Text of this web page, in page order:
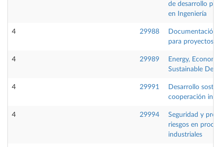
de desarrollo
en Ingeniería
4 29988
Documentación
para proyectos
4 29989
Energy,
Sustainable
4 29991
Desarrollo
cooperación
4 29994
Seguridad y
riesgos en
industriales